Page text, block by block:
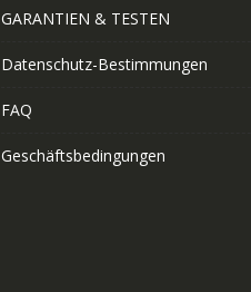
GARANTIEN & TESTEN
Datenschutz-Bestimmungen
FAQ
Geschäftsbedingungen